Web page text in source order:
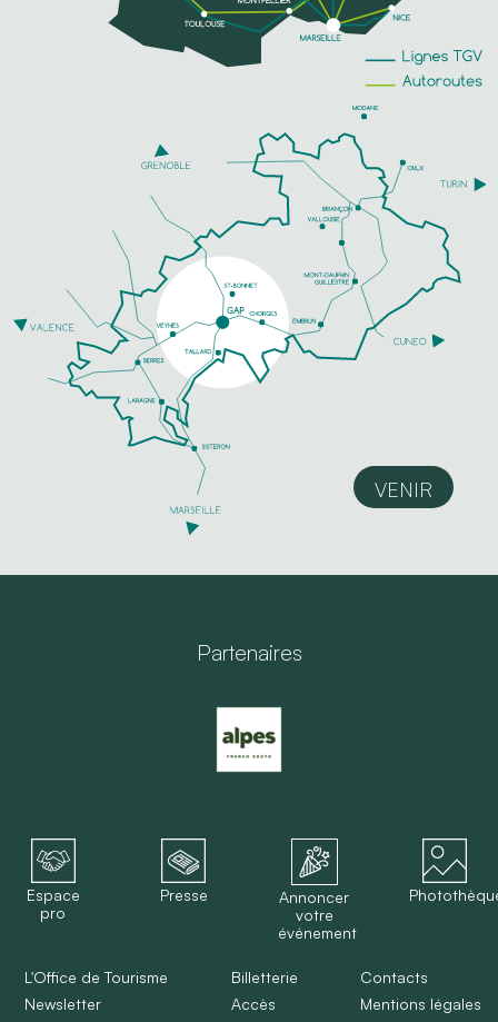
VENIR
Partenaires
Espace
pro
Presse
Annoncer
votre
événement
L'Office de Tourisme
Newsletter
Billetterie
Accès
Contacts
Mentions légales